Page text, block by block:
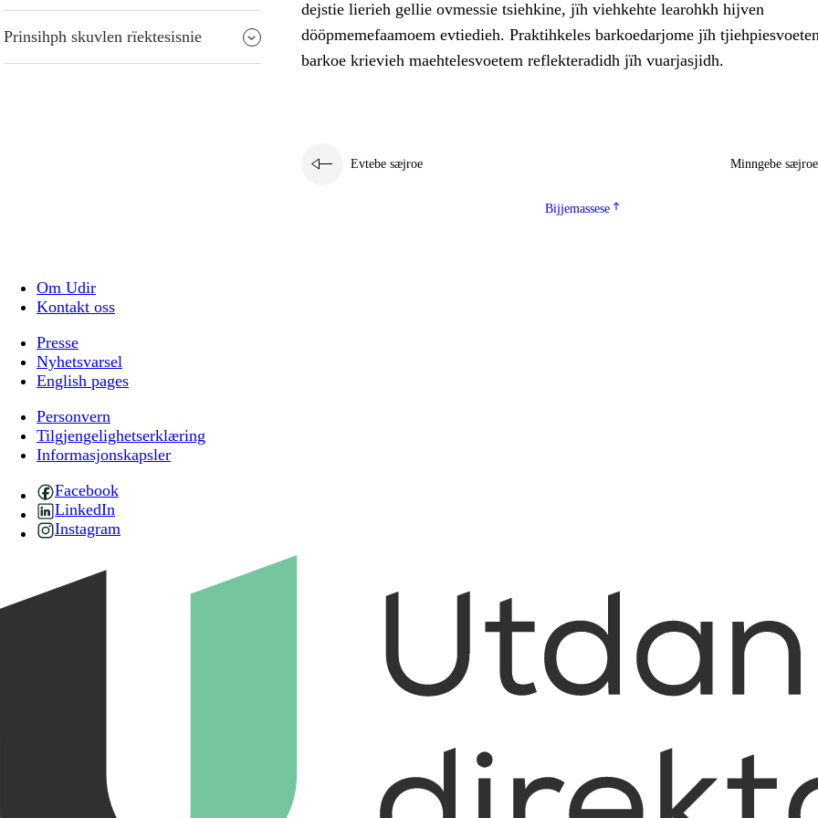
Prinsihph skuvlen rïektesisnie
dejstie lierieh gellie ovmessie tsiehkine, jïh viehkehte learohkh hijven
dööpmemefaamoem evtiedieh. Praktihkeles barkoedarjome jïh
barkoe krievieh maehtelesvoetem reflekteradidh jïh vuarjasjidh.
Evtebe sæjroe Minngebe sæjroe
Bijjemassese
Om Udir
Kontakt oss
Presse
Nyhetsvarsel
English pages
Personvern
Tilgjengelighetserklæring
Informasjonskapsler
Facebook
LinkedIn
Instagram